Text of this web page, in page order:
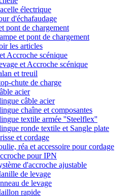
électrique
d'échafaudage
pont de chargement
et pont de chargement
les articles
Accroche scénique
et Accroche scénique
et treuil
chute de charge
acier
câble acier
chaîne et composantes
textile armée ''Steelflex''
ronde textile et Sangle plate
et cordage
réa et accessoire pour cordage
pour IPN
d'accroche ajustable
de levage
de levage
rapide